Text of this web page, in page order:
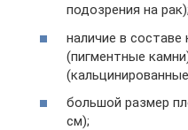
подозрения на рак);
наличие в составе
(пигментные
большой размер
см);